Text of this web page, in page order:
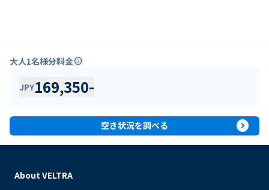
大人1名様分料金info
JPY169,350-
空き状況を調べる expand_circle_right
About VELTRA